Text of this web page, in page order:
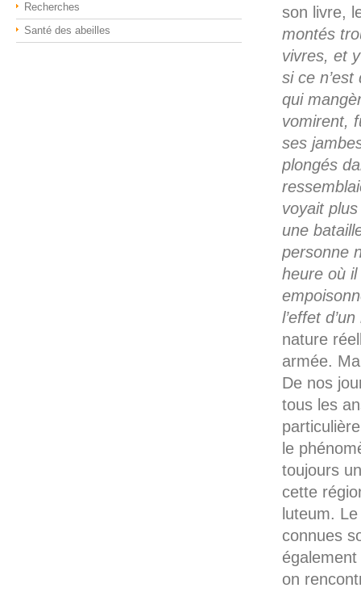
son livre,
montés
vivres, et
si ce
qui
vomirent,
ses
plongés
voyait
une
personne
heure où
l’effet
nature
armée.
De nos
tous les
le
toujours
cette
luteum.
connues
on
Recherches
Santé des abeilles